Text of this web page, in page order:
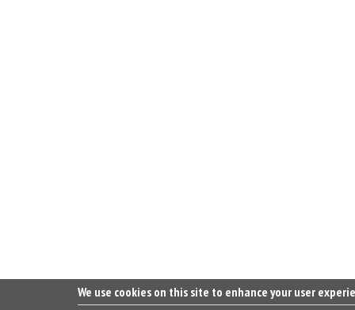
We use cookies on this site to enhance your user